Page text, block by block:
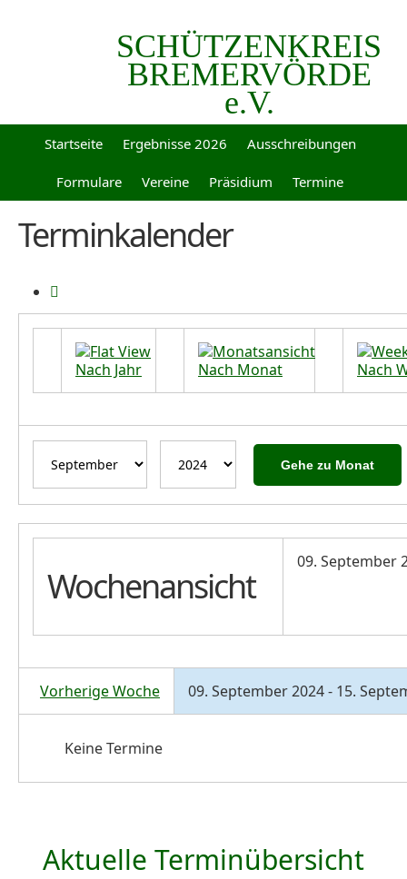
SCHÜTZENKREIS
BREMERVÖRDE
e.V.
Startseite Ergebnisse 2026 Ausschreibungen
Formulare Vereine Präsidium Termine
Terminkalender
Nach Jahr Nach Monat Nach
Gehe zu Monat
Wochenansicht
09. September
Vorherige Woche 09. September 2024 - 15.
Keine Termine
Aktuelle Terminübersicht